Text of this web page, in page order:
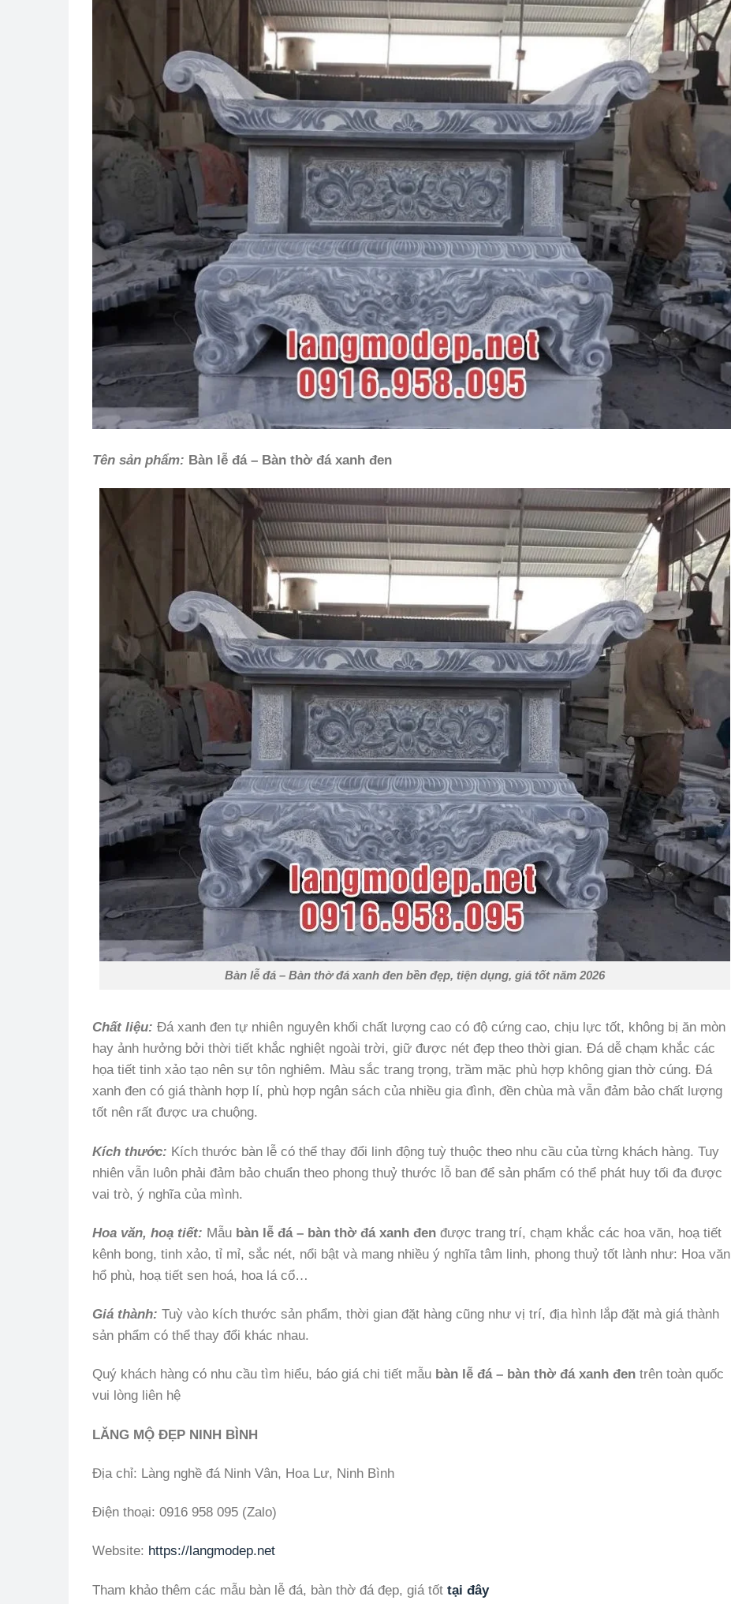
Tên sản phẩm: Bàn lễ đá – Bàn thờ đá xanh đen
Bàn lễ đá – Bàn thờ đá xanh đen bền đẹp, tiện dụng, giá tốt năm 2026
Chất liệu: Đá xanh đen tự nhiên nguyên khối chất lượng cao có độ cứng cao, chịu lực tốt, không bị ăn mòn
hay ảnh hưởng bởi thời tiết khắc nghiệt ngoài trời, giữ được nét đẹp theo thời gian. Đá dễ chạm khắc các
họa tiết tinh xảo tạo nên sự tôn nghiêm. Màu sắc trang trọng, trầm mặc phù hợp không gian thờ cúng. Đá
xanh đen có giá thành hợp lí, phù hợp ngân sách của nhiều gia đình, đền chùa mà vẫn đảm bảo chất lượng
tốt nên rất được ưa chuộng.
Kích thước: Kích thước bàn lễ có thể thay đổi linh động tuỳ thuộc theo nhu cầu của từng khách hàng. Tuy
nhiên vẫn luôn phải đảm bảo chuẩn theo phong thuỷ thước lỗ ban để sản phẩm có thể phát huy tối đa được
vai trò, ý nghĩa của mình.
Hoa văn, hoạ tiết: Mẫu bàn lễ đá – bàn thờ đá xanh đen được trang trí, chạm khắc các hoa văn, hoạ tiết
kênh bong, tinh xảo, tỉ mỉ, sắc nét, nổi bật và mang nhiều ý nghĩa tâm linh, phong thuỷ tốt lành như: Hoa văn
hổ phù, hoạ tiết sen hoá, hoa lá cổ…
Giá thành: Tuỳ vào kích thước sản phẩm, thời gian đặt hàng cũng như vị trí, địa hình lắp đặt mà giá thành
sản phẩm có thể thay đổi khác nhau.
Quý khách hàng có nhu cầu tìm hiểu, báo giá chi tiết mẫu bàn lễ đá – bàn thờ đá xanh đen trên toàn quốc
vui lòng liên hệ
LĂNG MỘ ĐẸP NINH BÌNH
Địa chỉ: Làng nghề đá Ninh Vân, Hoa Lư, Ninh Bình
Điện thoại: 0916 958 095 (Zalo)
Website: https://langmodep.net
Tham khảo thêm các mẫu bàn lễ đá, bàn thờ đá đẹp, giá tốt tại đây